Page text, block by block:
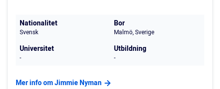
Nationalitet
Svensk
Bor
Malmö, Sverige
Universitet
-
Utbildning
-
Mer info om Jimmie Nyman